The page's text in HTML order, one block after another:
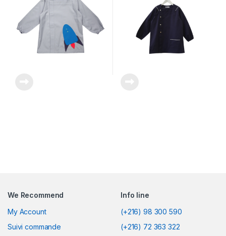
We Recommend
My Account
Suivi commande
Info line
(+216) 98 300 590
(+216) 72 363 322